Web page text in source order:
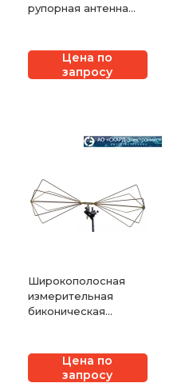
рупорная антенна
Цена по
запросу
Широкополосная
измерительная
биконическая
Цена по
запросу